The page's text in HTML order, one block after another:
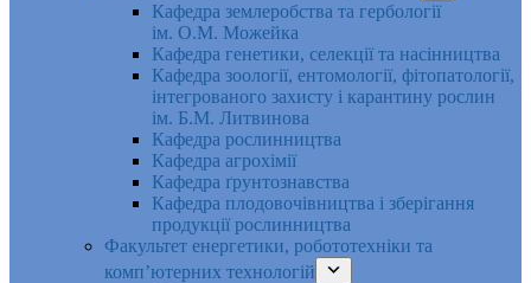
Кафедра землеробства та гербології
ім. О.М. Можейка
Кафедра генетики, селекції та насінництва
Кафедра зоології, ентомології, фітопатології,
інтегрованого захисту і карантину рослин
ім. Б.М. Литвинова
Кафедра рослинництва
Кафедра агрохімії
Кафедра ґрунтознавства
Кафедра плодовочівництва і зберігання
продукції рослинництва
Факультет енергетики, робототехніки та
комп’ютерних технологій